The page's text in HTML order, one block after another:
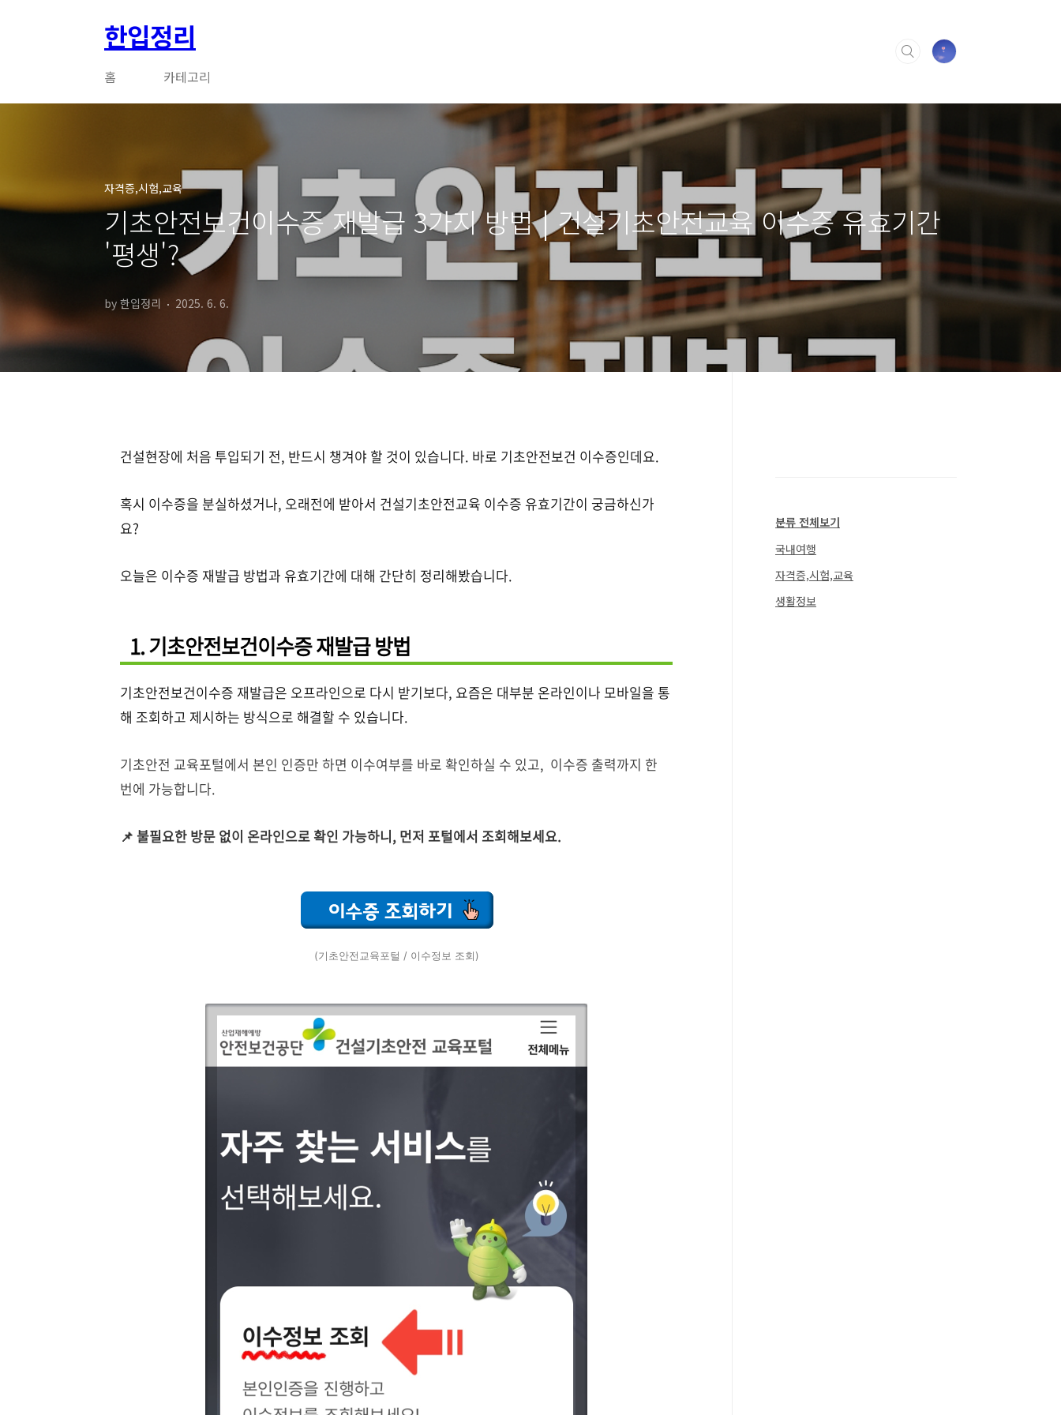
한입정리
홈 카테고리
자격증,시험,교육
기초안전보건이수증 재발급 3가지 방법 | 건설기초안전교육 이수증 유효기간
'평생'?
by 한입정리 2025. 6. 6.
건설현장에 처음 투입되기 전, 반드시 챙겨야 할 것이 있습니다. 바로 기초안전보건 이수증인데요.
혹시 이수증을 분실하셨거나, 오래전에 받아서 건설기초안전교육 이수증 유효기간이 궁금하신가
요?
오늘은 이수증 재발급 방법과 유효기간에 대해 간단히 정리해봤습니다.
1. 기초안전보건이수증 재발급 방법
기초안전보건이수증 재발급은 오프라인으로 다시 받기보다, 요즘은 대부분 온라인이나 모바일을 통
해 조회하고 제시하는 방식으로 해결할 수 있습니다.
기초안전 교육포털에서 본인 인증만 하면 이수여부를 바로 확인하실 수 있고, 이수증 출력까지 한
번에 가능합니다.
📌 불필요한 방문 없이 온라인으로 확인 가능하니, 먼저 포털에서 조회해보세요.
(기초안전교육포털 / 이수정보 조회)
분류 전체보기
국내여행
자격증,시험,교육
생활정보